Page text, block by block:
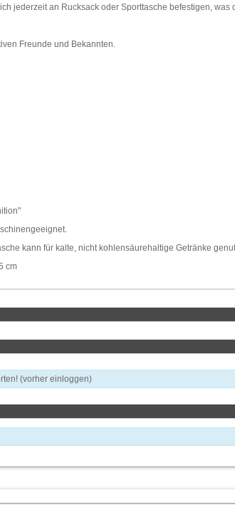
jederzeit an Rucksack oder Sporttasche befestigen,
Freunde und Bekannten.
kann für kalte, nicht kohlensäurehaltige Getränke
cm
(vorher einloggen)